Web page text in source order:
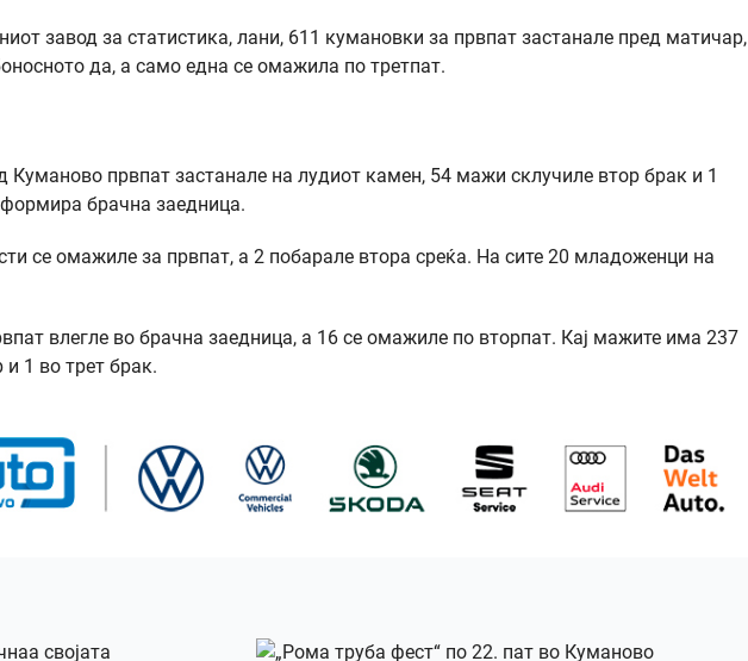
завод за статистика, лани, 611 кумановки за првпат застанале пред матичар,
да, а само една се омажила по третпат.
Куманово првпат застанале на лудиот камен, 54 мажи склучиле втор брак и 1
брачна заедница.
се омажиле за првпат, а 2 побарале втора среќа. На сите 20 младоженци на
влегле во брачна заедница, а 16 се омажиле по вторпат. Кај мажите има 237
и 1 во трет брак.